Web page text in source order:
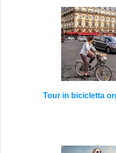
Tour in bicicletta